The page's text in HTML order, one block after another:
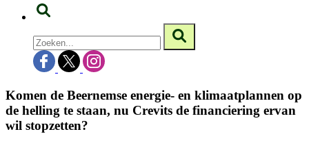
Komen de Beernemse energie- en klimaatplannen op
de helling te staan, nu Crevits de financiering ervan
wil stopzetten?